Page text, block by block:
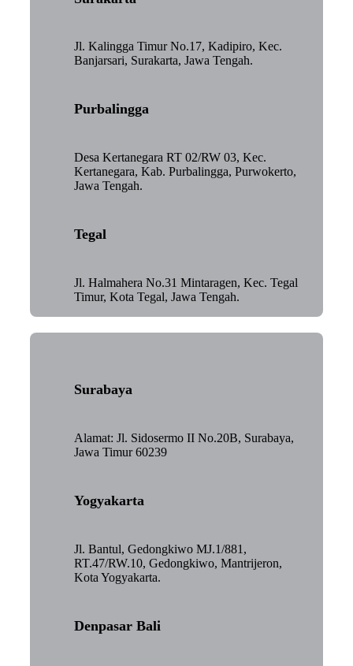
Jl. Kalingga Timur No.17, Kadipiro, Kec.
Banjarsari, Surakarta, Jawa Tengah.
Purbalingga
Desa Kertanegara RT 02/RW 03, Kec.
Kertanegara, Kab. Purbalingga, Purwokerto,
Jawa Tengah.
Tegal
Jl. Halmahera No.31 Mintaragen, Kec. Tegal
Timur, Kota Tegal, Jawa Tengah.
Surabaya
Alamat: Jl. Sidosermo II No.20B, Surabaya,
Jawa Timur 60239
Yogyakarta
Jl. Bantul, Gedongkiwo MJ.1/881,
RT.47/RW.10, Gedongkiwo, Mantrijeron,
Kota Yogyakarta.
Denpasar Bali